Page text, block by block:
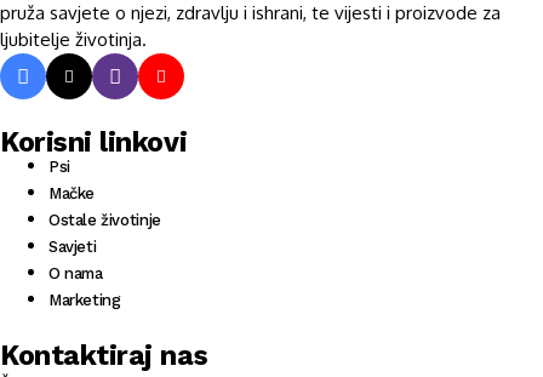
pruža savjete o njezi, zdravlju i ishrani, te vijesti i proizvode za
ljubitelje životinja.
Korisni linkovi
Psi
Mačke
Ostale životinje
Savjeti
O nama
Marketing
Kontaktiraj nas